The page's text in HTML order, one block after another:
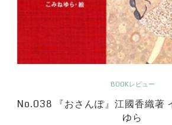
BOOKレビュー
No.038 『おさんぽ』江國香織著
ゆら